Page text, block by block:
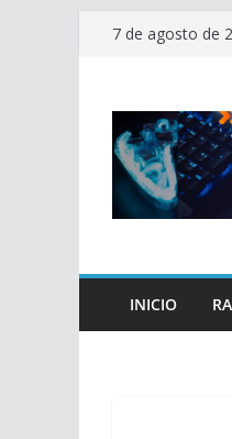
Saltar7 de agosto de
INICIO